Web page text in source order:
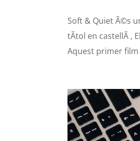
Soft & Quiet Ã©s
tÃ­tol en castellÃ ,
Aquest primer